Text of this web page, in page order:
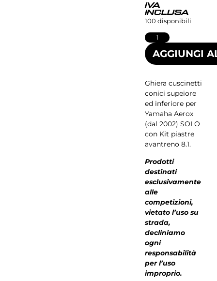
IVA
INCLUSA
100 disponibili
AGGIUNGI
Ghiera cuscinetti
conici supeiore
ed inferiore per
Yamaha Aerox
(dal 2002) SOLO
con Kit piastre
avantreno 8.1.
Prodotti
destinati
esclusivamente
alle
competizioni,
vietato l’uso su
strada,
decliniamo
ogni
responsabilità
per l’uso
improprio.